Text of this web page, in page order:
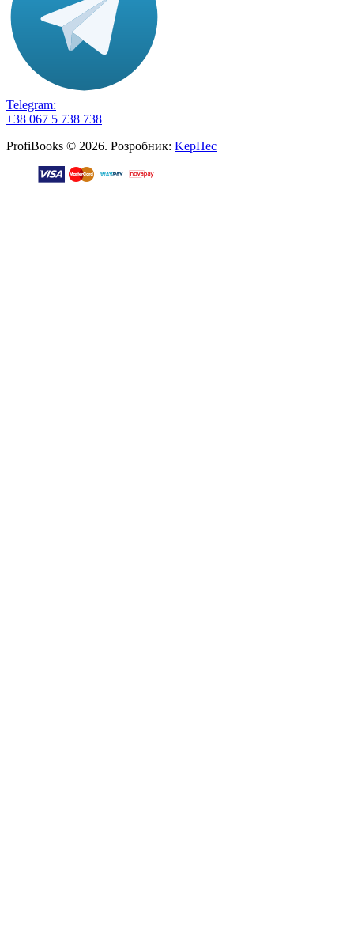
Telegram:
+38 067 5 738 738
ProfiBooks © 2026. Розробник: KepHec